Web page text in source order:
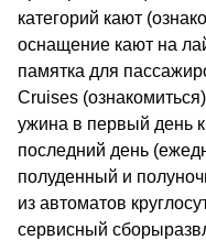
категорий кают
оснащение кают на
памятка для
Cruises
ужина в первый день
последний день
полуденный и
из автоматов
сервисный